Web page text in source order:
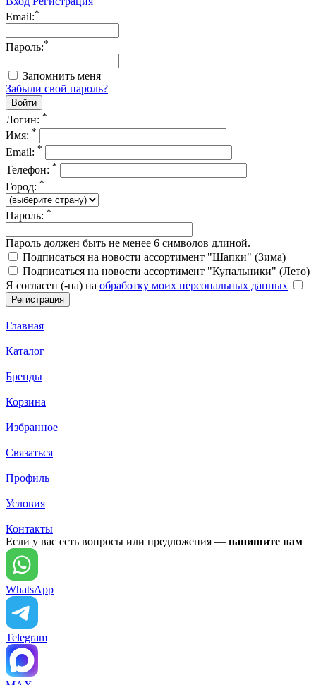
Email:*
Пароль:*
Запомнить меня
Забыли свой пароль?
Логин: *
Имя: *
Email: *
Телефон: *
Город: *
Пароль: *
Пароль должен быть не менее 6 символов длиной.
Подписаться на новости ассортимент "Шапки" (Зима)
Подписаться на новости ассортимент "Купальники" (Лето)
Я согласен (-на) на обработку моих персональных данных
Главная
Каталог
Бренды
Корзина
Избранное
Связаться
Профиль
Условия
Контакты
Если у вас есть вопросы или предложения — напишите нам
WhatsApp
Telegram